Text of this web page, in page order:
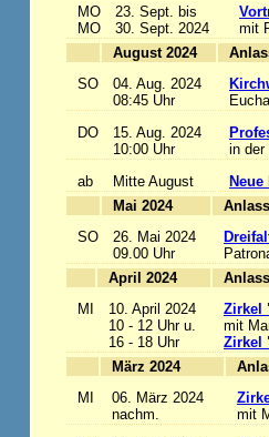
MO
MO
23. Sept. bis
30. Sept. 2024
mit
August 2024
SO
04. Aug. 2024
08:45 Uhr
DO
15. Aug. 2024
10:00 Uhr
in der
ab
Mitte August
Mai 2024
SO
26. Mai 2024
09.00 Uhr
April 2024
MI
10. April 2024
10 - 12 Uhr u.
16 - 18 Uhr
Zirkel
mit
Zirkel
März 2024
MI
06. März 2024
nachm.
mit